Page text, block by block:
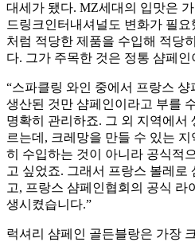
대세가 됐다. MZ세대의 입맛은
드링크인터내셔널도 변화가 필
처럼 적당한 제품을 수입해 적당
다. 그가 주목한 것은 정통 샴페인
“스파클링 와인 중에서 프랑스 샹
생산된 것만 샴페인이라고 부를
명확히 관리하죠. 그 외 지역에서
르는데, 크레망을 만들 수 있는
히 수입하는 것이 아니라 공식적
고 싶었죠. 그래서 프랑스 볼레로
고, 프랑스 샴페인협회의 공식 라
생시켰습니다.”
럭셔리 샴페인 골든블랑은 가장